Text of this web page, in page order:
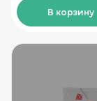
В корзину